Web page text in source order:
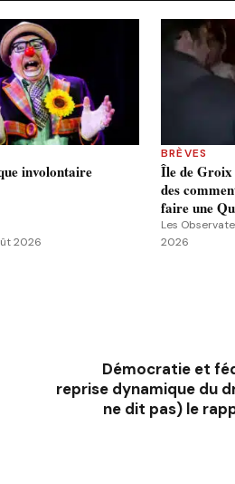
involontaire
2026
BRÈVES
Île de Groix
des
faire une
Les
2026
Démocratie et
reprise dynamique du
ne dit pas) le